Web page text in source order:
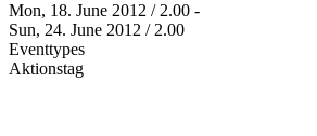
Mon, 18. June 2012 / 2.00 -
Sun, 24. June 2012 / 2.00
Eventtypes
Aktionstag